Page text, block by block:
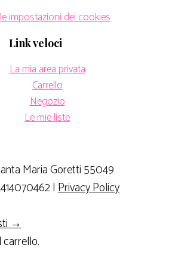
impostazioni dei cookies
Link veloci
La mia area privata
Carrello
Negozio
Le mie liste
Maria Goretti 55049
|Privacy Policy
→